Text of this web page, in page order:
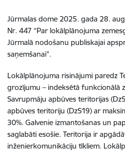
Jūrmalas dome 2025. gada 28.
Nr. 447 “Par lokālplānojuma
Jūrmalā nodošanu publiskajai
saņemšanai”.
Lokālplānojuma risinājumi paredz
grozījumu – indeksētā funkcionālā
Savrupmāju apbūves teritorijas
apbūves teritoriju (DzS19) ar
30%. Galvenie izmantošanas un
saglabāti esošie. Teritorija ir
inženierkomunikāciju tīkliem.